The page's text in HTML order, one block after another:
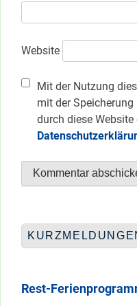
Website
Mit der Nutzung
mit der
durch diese
Rest-